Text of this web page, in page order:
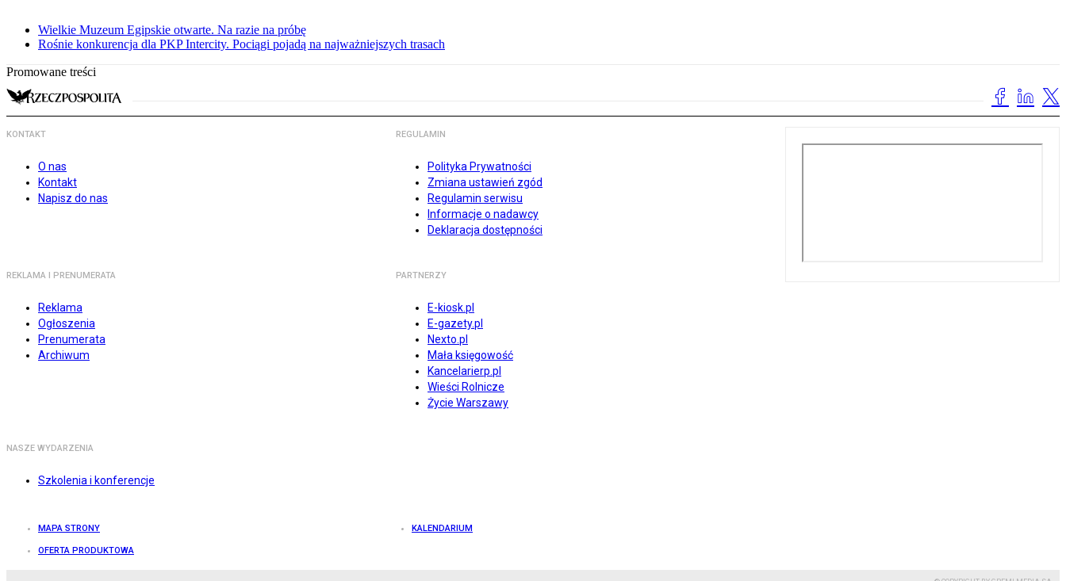
Wielkie Muzeum Egipskie otwarte. Na razie na próbę
Rośnie konkurencja dla PKP Intercity. Pociągi pojadą na najważniejszych trasach
Promowane treści
KONTAKT
O nas
Kontakt
Napisz do nas
REGULAMIN
Polityka Prywatności
Zmiana ustawień zgód
Regulamin serwisu
Informacje o nadawcy
Deklaracja dostępności
REKLAMA I PRENUMERATA
Reklama
Ogłoszenia
Prenumerata
Archiwum
PARTNERZY
E-kiosk.pl
E-gazety.pl
Nexto.pl
Mała księgowość
Kancelarierp.pl
Wieści Rolnicze
Życie Warszawy
NASZE WYDARZENIA
Szkolenia i konferencje
MAPA STRONY KALENDARIUM
OFERTA PRODUKTOWA